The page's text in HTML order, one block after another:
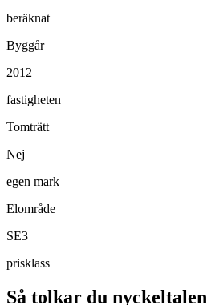
beräknat
Byggår
2012
fastigheten
Tomträtt
Nej
egen mark
Elområde
SE3
prisklass
Så tolkar du nyckeltalen